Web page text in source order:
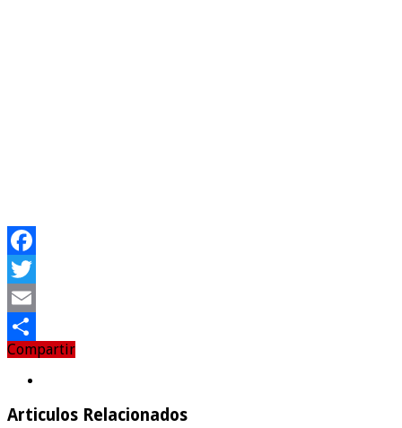
Facebook
Twitter
Email
Compartir
Compartir
Articulos Relacionados